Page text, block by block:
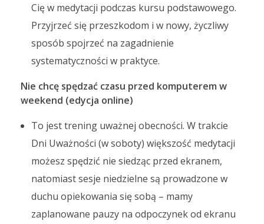
Cię w medytacji podczas kursu podstawowego.
Przyjrzeć się przeszkodom i w nowy, życzliwy
sposób spojrzeć na zagadnienie
systematyczności w praktyce.
Nie chcę spędzać czasu przed komputerem w
weekend (edycja online)
To jest trening uważnej obecności. W trakcie
Dni Uważności (w soboty) większość medytacji
możesz spędzić nie siedząc przed ekranem,
natomiast sesje niedzielne są prowadzone w
duchu opiekowania się sobą – mamy
zaplanowane pauzy na odpoczynek od ekranu